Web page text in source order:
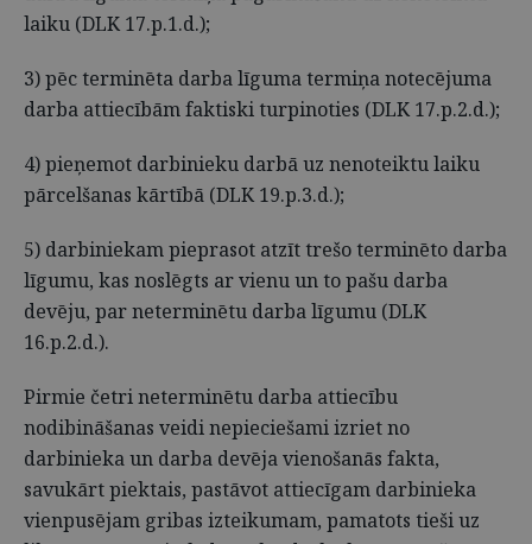
laiku (DLK 17.p.1.d.);
3) pēc terminēta darba līguma termiņa notecējuma
darba attiecībām faktiski turpinoties (DLK 17.p.2.d.);
4) pieņemot darbinieku darbā uz nenoteiktu laiku
pārcelšanas kārtībā (DLK 19.p.3.d.);
5) darbiniekam pieprasot atzīt trešo terminēto darba
līgumu, kas noslēgts ar vienu un to pašu darba
devēju, par neterminētu darba līgumu (DLK
16.p.2.d.).
Pirmie četri neterminētu darba attiecību
nodibināšanas veidi nepieciešami izriet no
darbinieka un darba devēja vienošanās fakta,
savukārt piektais, pastāvot attiecīgam darbinieka
vienpusējam gribas izteikumam, pamatots tieši uz